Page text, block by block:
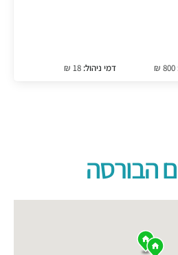
800 ₪ דמי ניהול:
הבורסה